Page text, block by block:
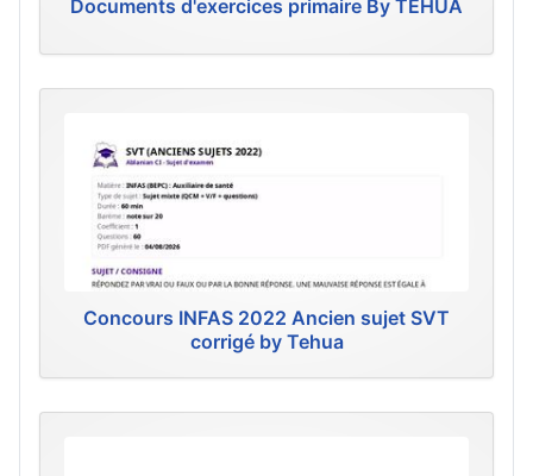
Documents d'exercices primaire By TEHUA
Concours INFAS 2022 Ancien sujet SVT
corrigé by Tehua